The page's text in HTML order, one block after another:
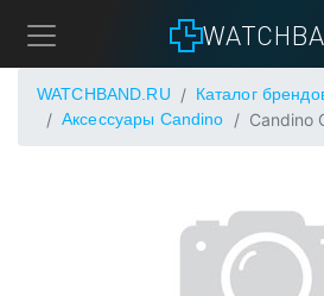
WATCHBAND.RU Каталог
Аксессуары Candino
Candino